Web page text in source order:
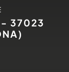
- 37023